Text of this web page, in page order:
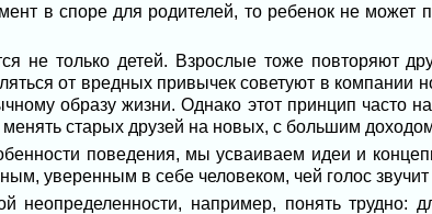
в споре для родителей, то ребенок не может
не только детей. Взрослые тоже повторяют
от вредных привычек советуют в компании
образу жизни. Однако этот принцип часто
старых друзей на новых, с большим
поведения, мы усваиваем идеи и
уверенным в себе человеком, чей голос звучит
неопределенности, например, понять трудно: